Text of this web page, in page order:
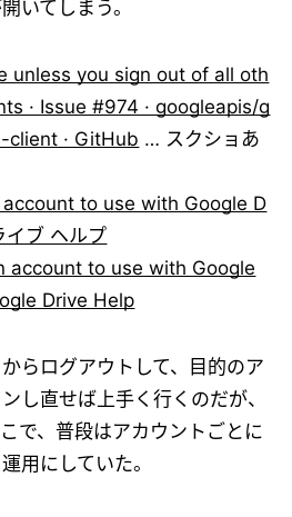
いてしまう。
unless you sign out of all oth
· Issue #974 · googleapis/g
· GitHub … スクショあ
to use with Google D
ブ ヘルプ
account to use with Google
Drive Help
らログアウトして、目的のア
し直せば上手く行くのだが、
で、普段はアカウントごとに
用にしていた。